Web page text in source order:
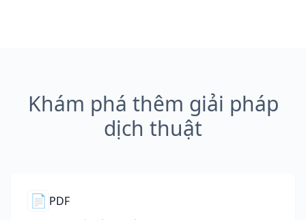
Khám phá thêm giải pháp
dịch thuật
📄 PDF